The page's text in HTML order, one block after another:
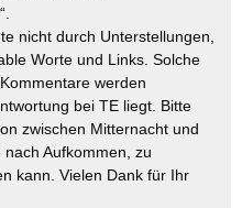
nicht durch Unterstellungen,
Worte und Links. Solche
werden
bei TE liegt. Bitte
zwischen Mitternacht und
Aufkommen, zu
kann. Vielen Dank für Ihr